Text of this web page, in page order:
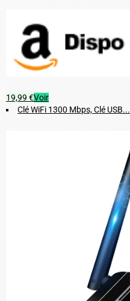
19,99 €Voir
Clé WiFi 1300 Mbps, Clé USB...